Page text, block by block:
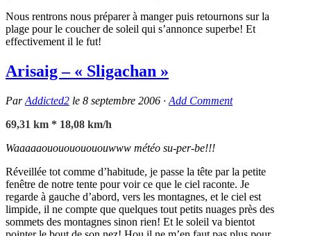
Nous rentrons nous préparer à manger puis retournons sur la
plage pour le coucher de soleil qui s’annonce superbe! Et
effectivement il le fut!
Arisaig – « Sligachan »
ParAddicted2 le 8 septembre 2006 · Add Comment
69,31 km * 18,08 km/h
Waaaaaououououououwww météo su-per-be!!!
Réveillée tot comme d’habitude, je passe la tête par la petite
fenêtre de notre tente pour voir ce que le ciel raconte. Je
regarde à gauche d’abord, vers les montagnes, et le ciel est
limpide, il ne compte que quelques tout petits nuages près des
sommets des montagnes sinon rien! Et le soleil va bientot